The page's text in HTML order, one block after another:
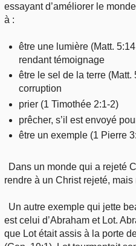
essayant d’améliorer le
à :
être une lumière (Matt.
rendant témoignage
être le sel de la terre (Matt.
corruption
prier (1 Timothée 2:1-2)
prêcher, s’il est envoyé
être un exemple (1 Pierre
Dans un monde qui a rejeté
rendre à un Christ rejeté,
Un autre exemple qui jette
est celui d’Abraham et Lot.
que Lot était assis à la porte